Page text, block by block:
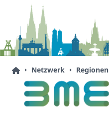
Netzwerk Regionen